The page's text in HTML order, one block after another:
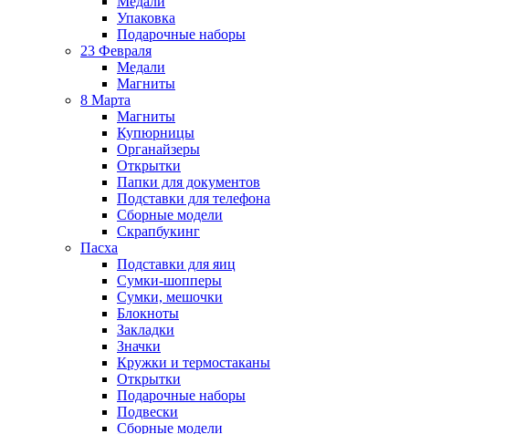
Упаковка
Подарочные наборы
23 Февраля
Медали
Магниты
8 Марта
Магниты
Купюрницы
Органайзеры
Открытки
Папки для документов
Подставки для телефона
Сборные модели
Скрапбукинг
Пасха
Подставки для яиц
Сумки-шопперы
Сумки, мешочки
Блокноты
Закладки
Значки
Кружки и термостаканы
Открытки
Подарочные наборы
Подвески
Сборные модели